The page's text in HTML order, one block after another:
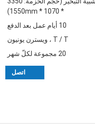
* 1070 * 1550mm)
10 أيام عمل بعد الدفع
T / T ، ويسترن يونيون
20 مجموعة لكلّ شهر
اتصل